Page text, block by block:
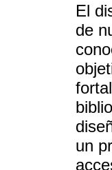
El
de
un